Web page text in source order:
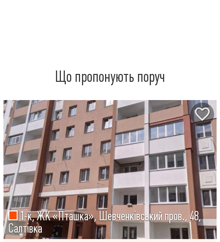
Що пропонують поруч
1-к, ЖК «Пташка», Шевченківський пров., 48,
Салтівка